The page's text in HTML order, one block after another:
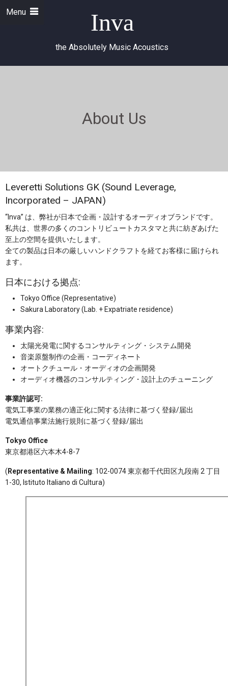
Inva
the Absolutely Music Acoustics
Menu
About Us
Leveretti Solutions GK (Sound Leverage,
Incorporated – JAPAN)
“Inva” は、弊社が日本で企画・設計するオーディオブランドです。
私共は、世界の多くのコントリビュートカスタマと共に紡ぎあげた
至上の空間を提供いたします。
全ての製品は日本の厳しいハンドクラフトを経てお客様に届けられ
ます。
日本における拠点:
Tokyo Office (Representative)
Sakura Laboratory (Lab. + Expatriate residence)
事業内容:
太陽光発電に関するコンサルティング・システム開発
音楽原盤制作の企画・コーディネート
オートクチュール・オーディオの企画開発
オーディオ機器のコンサルティング・設計上のチューニング
事業許認可:
電気工事業の業務の適正化に関する法律に基づく登録/届出
電気通信事業法施行規則に基づく登録/届出
Tokyo Office
東京都港区六本木4-8-7
( Representative & Mailing: 102-0074 東京都千代田区九段南 2 丁目
1-30, Istituto Italiano di Cultura)